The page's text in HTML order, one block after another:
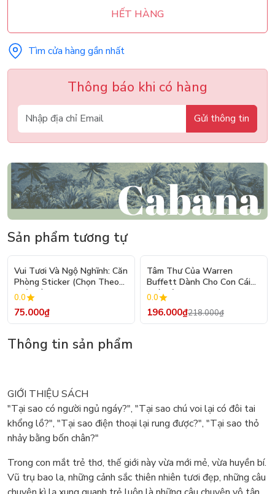
HẾT HÀNG
Tìm cửa hàng gần nhất
Thông báo khi có hàng
Gửi thông tin
Sản phẩm tương tự
Vui Tươi Và Ngộ Nghĩnh: Căn
Phòng Sticker (Chọn Theo
Chủ Đề) - Hơn 250 Sticker
0.0
75.000₫
Tâm Thư Của Warren
Buffett Dành Cho Con Cái
(Tái Bản 2026)
0.0
196.000₫218.000₫
Thông tin sản phẩm
GIỚI THIỆU SÁCH
"Tại sao có người ngủ ngáy?", "Tại sao chú voi lại có đôi tai
khổng lồ?", "Tại sao điện thoại lại rung được?", "Tại sao thỏ
nhảy bằng bốn chân?"
Trong con mắt trẻ thơ, thế giới này vừa mới mẻ, vừa huyền bí.
Vũ trụ bao la, những cảnh sắc thiên nhiên tươi đẹp, những câu